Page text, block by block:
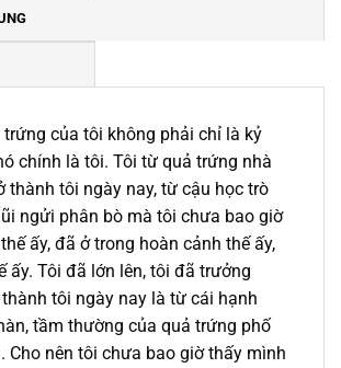
trứng của tôi không phải chỉ là kỷ
chính là tôi. Tôi từ quả trứng nhà
thành tôi ngày nay, từ cậu học trò
ngửi phân bò mà tôi chưa bao giờ
ấy, đã ở trong hoàn cảnh thế ấy,
ấy. Tôi đã lớn lên, tôi đã trưởng
tôi ngày nay là từ cái hạnh
tầm thường của quả trứng phố
Cho nên tôi chưa bao giờ thấy mình